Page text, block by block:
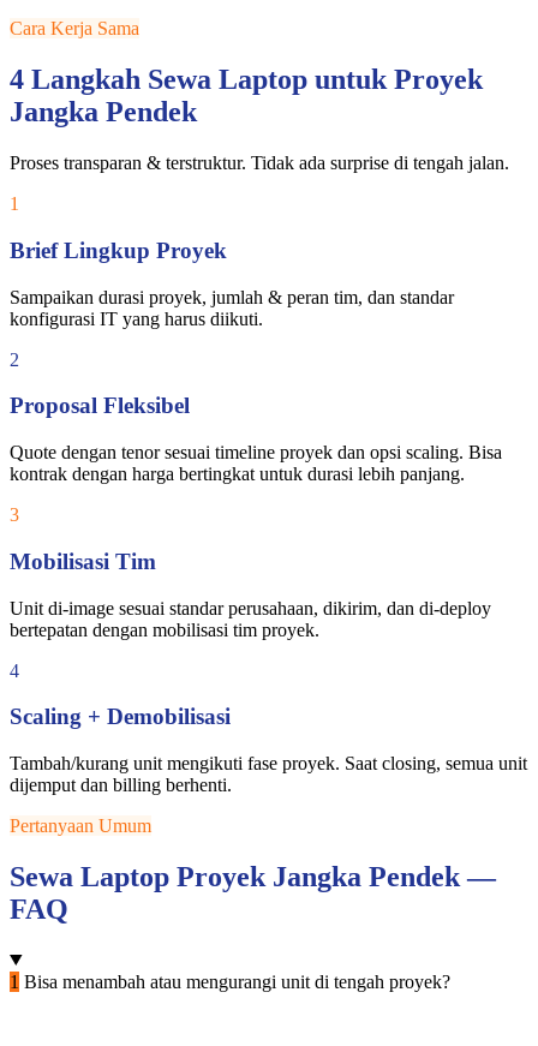
Cara Kerja Sama
4 Langkah Sewa Laptop untuk Proyek
Jangka Pendek
Proses transparan & terstruktur. Tidak ada surprise di tengah jalan.
1
Brief Lingkup Proyek
Sampaikan durasi proyek, jumlah & peran tim, dan standar
konfigurasi IT yang harus diikuti.
2
Proposal Fleksibel
Quote dengan tenor sesuai timeline proyek dan opsi scaling. Bisa
kontrak dengan harga bertingkat untuk durasi lebih panjang.
3
Mobilisasi Tim
Unit di-image sesuai standar perusahaan, dikirim, dan di-deploy
bertepatan dengan mobilisasi tim proyek.
4
Scaling + Demobilisasi
Tambah/kurang unit mengikuti fase proyek. Saat closing, semua unit
dijemput dan billing berhenti.
Pertanyaan Umum
Sewa Laptop Proyek Jangka Pendek —
FAQ
1 Bisa menambah atau mengurangi unit di tengah proyek?